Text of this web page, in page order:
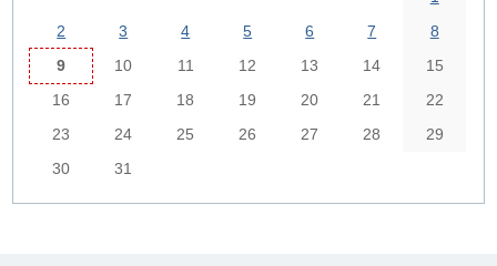
2
3 4 5 6 7
8
9
10 11 12 13 14
15
16
17 18 19 20 21
22
23
24 25 26 27 28
29
30
31